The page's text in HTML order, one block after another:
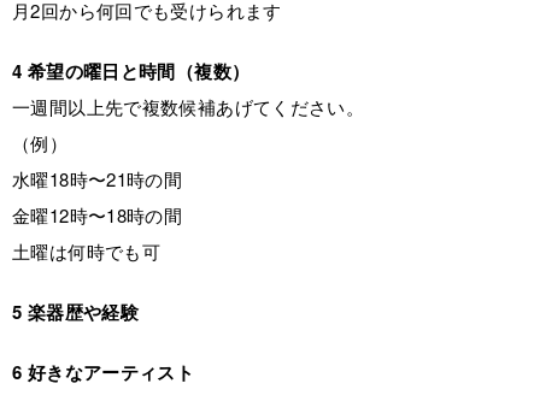
月2回から何回でも受けられます
4 希望の曜日と時間（複数）
一週間以上先で複数候補あげてください。
（例）
水曜18時〜21時の間
金曜12時〜18時の間
土曜は何時でも可
5 楽器歴や経験
6 好きなアーティスト